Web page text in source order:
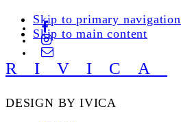
Skip to primary navigation
Skip to main content
RIVICA
DESIGN BY IVICA